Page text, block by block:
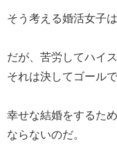
そう考える婚活女子は
だが、苦労してハイ
それは決してゴールで
幸せな結婚をするた
ならないのだ。